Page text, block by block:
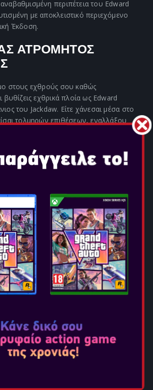
περιπέτεια του Edward
με αποκλειστικό περιεχόμενο
Έκδοση.
ΑΤΡΟΜΗΤΟΣ
στους εχθρούς σου καθώς
βυθίζεις εχθρικά πλοία ως Edward
του Jackdaw. Είτε χάνεσαι μέσα στο
τολμηρών επιθέσεων, εναλλάξου
Λεπίδα του Assassin. Με θρυλικές
της πειρατείας στο πλευρό σου,
ΓΙΑ ΜΙΑ
ΕΜΠΕΙΡΙΑ
για πιο δυναμικές
έμφαση στις αποκρούσεις και τις
ενώ το stealth και το parkour έχουν
ομαλές αποδράσεις και δολοφονίες.
ισχυρά εχθρικά πλοία, χάρη σε
μηχανισμούς που
νέα εναλλακτικά modes πυρός.
ποιότητας ζωής διορθώνουν